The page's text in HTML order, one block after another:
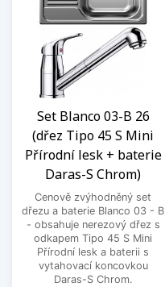
Set Blanco 03-B 26
(dřez Tipo 45 S Mini
Přírodní lesk + baterie
Daras-S Chrom)
Cenově zvýhodněný set
dřezu a baterie Blanco 03 - B
- obsahuje nerezový dřez s
odkapem Tipo 45 S Mini
Přírodní lesk a baterii s
vytahovací koncovkou
Daras-S Chrom.